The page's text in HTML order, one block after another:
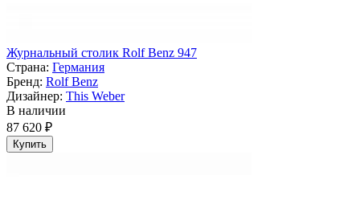
Журнальный столик Rolf Benz 947
Страна: Германия
Бренд: Rolf Benz
Дизайнер: This Weber
В наличии
87 620 ₽
Купить